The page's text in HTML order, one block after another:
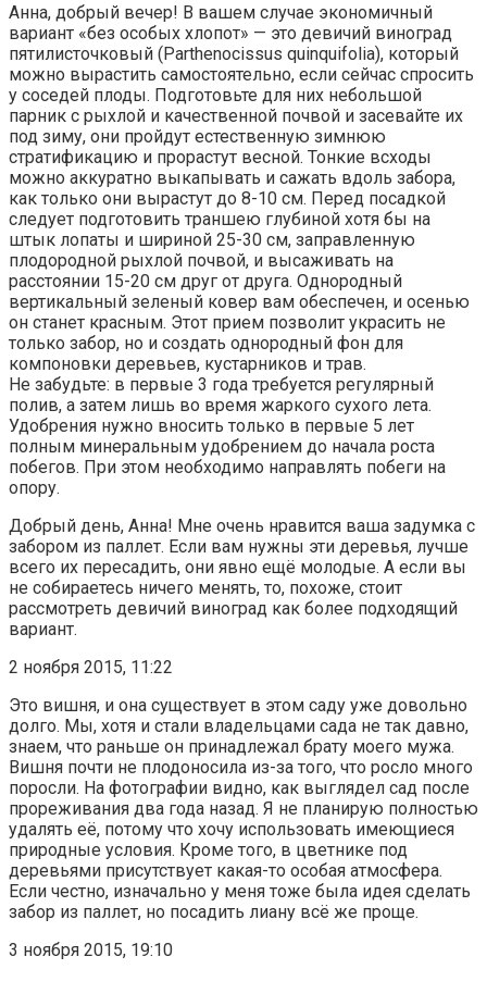
Анна, добрый вечер! В вашем случае экономичный
вариант «без особых хлопот» — это девичий виноград
пятилисточковый (Parthenocissus quinquifolia), который
можно вырастить самостоятельно, если сейчас спросить
у соседей плоды. Подготовьте для них небольшой
парник с рыхлой и качественной почвой и засевайте их
под зиму, они пройдут естественную зимнюю
стратификацию и прорастут весной. Тонкие всходы
можно аккуратно выкапывать и сажать вдоль забора,
как только они вырастут до 8-10 см. Перед посадкой
следует подготовить траншею глубиной хотя бы на
штык лопаты и шириной 25-30 см, заправленную
плодородной рыхлой почвой, и высаживать на
расстоянии 15-20 см друг от друга. Однородный
вертикальный зеленый ковер вам обеспечен, и осенью
он станет красным. Этот прием позволит украсить не
только забор, но и создать однородный фон для
компоновки деревьев, кустарников и трав.
Не забудьте: в первые 3 года требуется регулярный
полив, а затем лишь во время жаркого сухого лета.
Удобрения нужно вносить только в первые 5 лет
полным минеральным удобрением до начала роста
побегов. При этом необходимо направлять побеги на
опору.
Добрый день, Анна! Мне очень нравится ваша задумка с
забором из паллет. Если вам нужны эти деревья, лучше
всего их пересадить, они явно ещё молодые. А если вы
не собираетесь ничего менять, то, похоже, стоит
рассмотреть девичий виноград как более подходящий
вариант.
2 ноября 2015, 11:22
Это вишня, и она существует в этом саду уже довольно
долго. Мы, хотя и стали владельцами сада не так давно,
знаем, что раньше он принадлежал брату моего мужа.
Вишня почти не плодоносила из-за того, что росло много
поросли. На фотографии видно, как выглядел сад после
прореживания два года назад. Я не планирую полностью
удалять её, потому что хочу использовать имеющиеся
природные условия. Кроме того, в цветнике под
деревьями присутствует какая-то особая атмосфера.
Если честно, изначально у меня тоже была идея сделать
забор из паллет, но посадить лиану всё же проще.
3 ноября 2015, 19:10